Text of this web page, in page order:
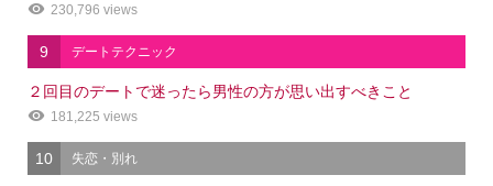
230,796 views
9 デートテクニック
２回目のデートで迷ったら男性の方が思い出すべきこと
181,225 views
10 失恋・別れ